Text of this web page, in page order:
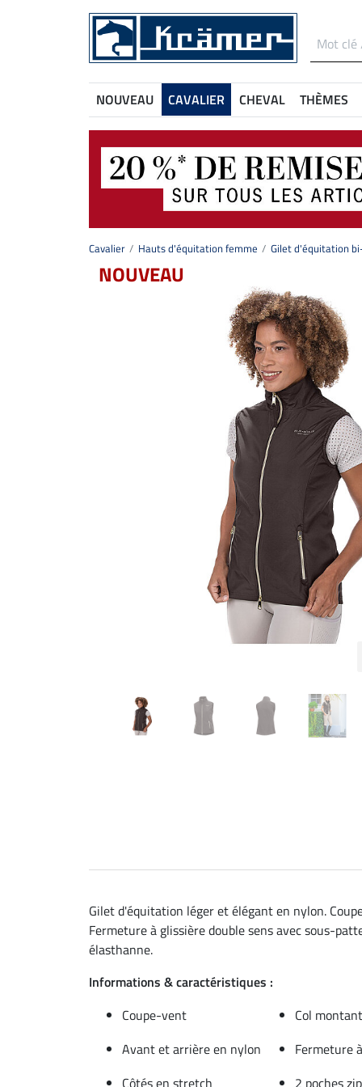
NOUVEAU CAVALIER CHEVAL THÈMES
Cavalier Hauts d'équitation femme Gilet d'équitation
NOUVEAU
Gilet d'équitation léger et élégant en nylon.
Fermeture à glissière double sens avec sous-
élasthanne.
Informations & caractéristiques :
Coupe-vent
Col montant
Avant et arrière en nylon
Fermeture
Côtés en stretch
2 poches